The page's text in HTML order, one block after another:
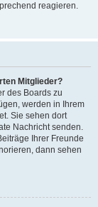
reagieren.
Mitglieder?
des Boards zu
werden in Ihrem
Sie sehen dort
Nachricht senden.
Ihrer Freunde
dann sehen